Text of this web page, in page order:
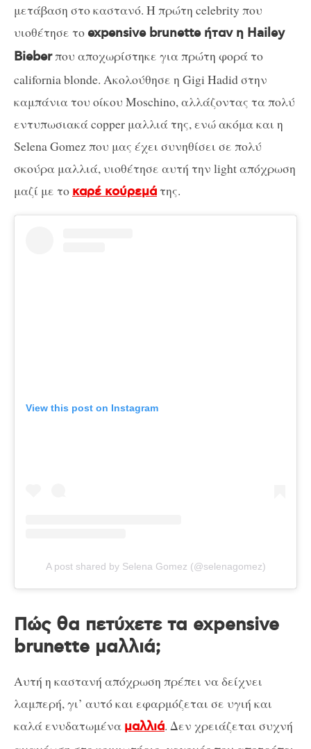
μετάβαση στο καστανό. Η πρώτη celebrity που
υιοθέτησε τοexpensive brunette ήταν η Hailey
Bieberπου αποχωρίστηκε για πρώτη φορά το
california blonde. Ακολούθησε η Gigi Hadid στην
καμπάνια του οίκου Moschino, αλλάζοντας τα πολύ
εντυπωσιακά copper μαλλιά της, ενώ ακόμα και η
Selena Gomez που μας έχει συνηθίσει σε πολύ
σκούρα μαλλιά, υιοθέτησε αυτή την light απόχρωση
μαζί με το καρέ κούρεμάτης.
View this post on Instagram
A post shared by Selena Gomez (@selenagomez)
Πώς θα πετύχετε τα expensive
brunette μαλλιά;
Αυτή η καστανή απόχρωση πρέπει να δείχνει
λαμπερή, γι’ αυτό και εφαρμόζεται σε υγιή και
καλά ενυδατωμένα μαλλιά. Δεν χρειάζεται συχνή